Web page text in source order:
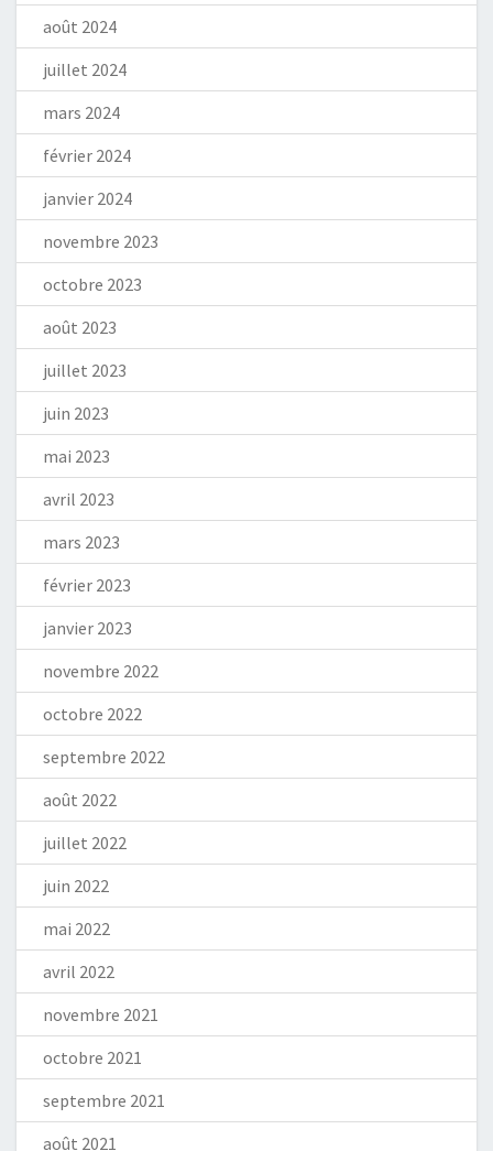
août 2024
juillet 2024
mars 2024
février 2024
janvier 2024
novembre 2023
octobre 2023
août 2023
juillet 2023
juin 2023
mai 2023
avril 2023
mars 2023
février 2023
janvier 2023
novembre 2022
octobre 2022
septembre 2022
août 2022
juillet 2022
juin 2022
mai 2022
avril 2022
novembre 2021
octobre 2021
septembre 2021
août 2021